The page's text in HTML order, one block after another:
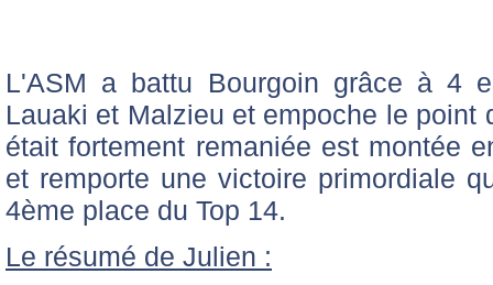
L'ASM a battu Bourgoin grâce à 4
Lauaki et Malzieu et empoche le point
était fortement remaniée est montée
et remporte une victoire primordiale
4ème place du Top 14.
Le résumé de Julien :